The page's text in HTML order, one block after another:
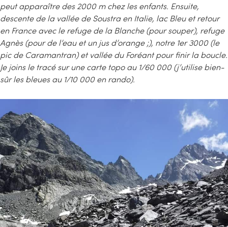
peut apparaître des 2000 m chez les enfants. Ensuite,
descente de la vallée de Soustra en Italie, lac Bleu et retour
en France avec le refuge de la Blanche (pour souper), refuge
Agnès (pour de l’eau et un jus d’orange ;), notre 1er 3000 (le
pic de Caramantran) et vallée du Foréant pour finir la boucle.
Je joins le tracé sur une carte topo au 1/60 000 (j’utilise bien-
sûr les bleues au 1/10 000 en rando).